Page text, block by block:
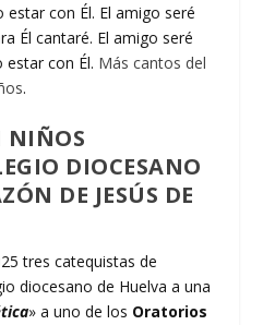
estar con Él. El amigo seré
Él cantaré. El amigo seré
estar con Él. Más cantos del
.
NIÑOS
DIOCESANO
DE JESÚS DE
tres catequistas de
diocesano de Huelva a una
» a uno de los Oratorios